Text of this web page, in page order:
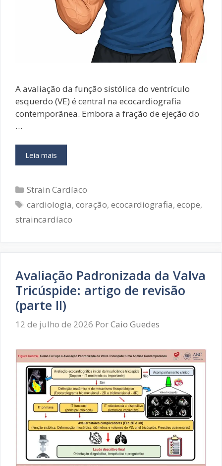
A avaliação da função sistólica do ventrículo
esquerdo (VE) é central na ecocardiografia
contemporânea. Embora a fração de ejeção do
…
Leia mais
do
Isométrico
Mecânica
Cardíaca
de
artigo
Categorias
Strain Cardíaco
Tags
cardiologia,coração,ecocardiografia,ecope,
straincardíaco
Avaliação Padronizada da Valva
Tricúspide: artigo de revisão
(parte II)
12 de julho de 2026 PorCaio Guedes